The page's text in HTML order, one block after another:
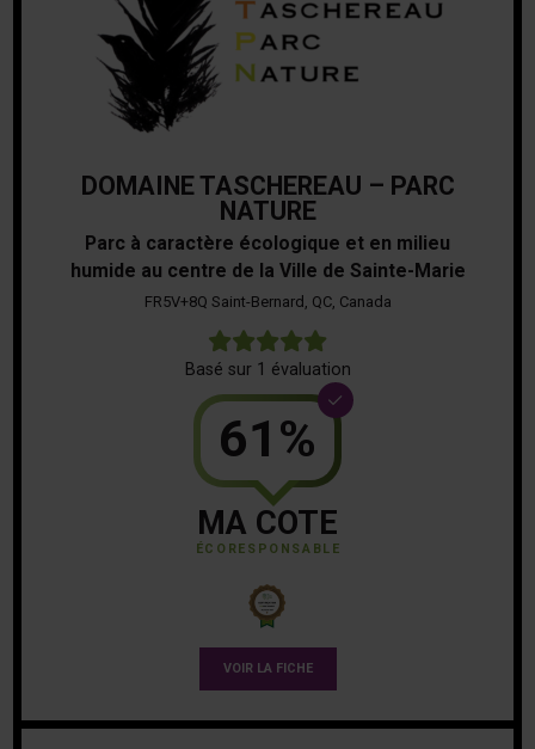
DOMAINE TASCHEREAU – PARC
NATURE
Parc à caractère écologique et en milieu
humide au centre de la Ville de Sainte-Marie
FR5V+8Q Saint-Bernard, QC, Canada
Basé sur 1 évaluation
61%
MA COTE
ÉCORESPONSABLE
VOIR LA FICHE